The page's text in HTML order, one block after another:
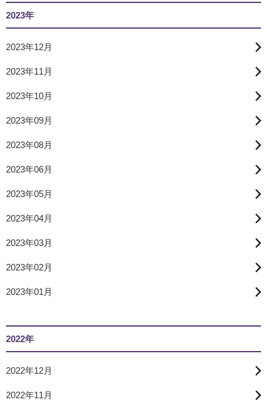
2023年
2023年12月
2023年11月
2023年10月
2023年09月
2023年08月
2023年06月
2023年05月
2023年04月
2023年03月
2023年02月
2023年01月
2022年
2022年12月
2022年11月